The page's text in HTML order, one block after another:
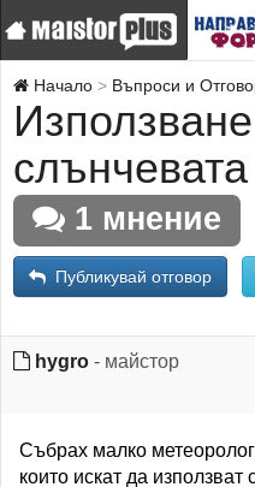
Начало Въпроси и
1 мнение
Публикувай отговор
hygro - майстор
Събрах малко
които искат да използват